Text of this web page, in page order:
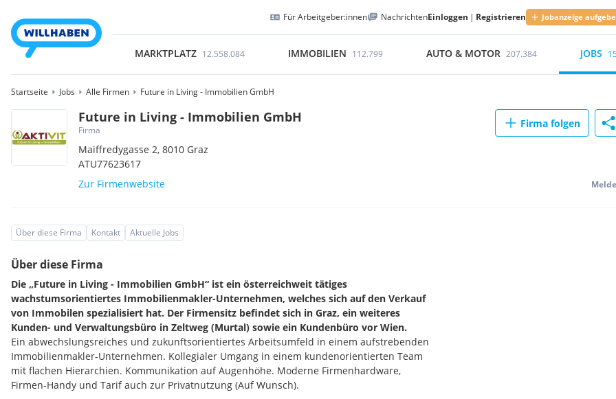
Für Arbeitgeber:innen NachrichtenEinloggen | Registrieren Jobanzeige
MARKTPLATZ 12.558.084 IMMOBILIEN 112.799 AUTO & MOTOR 207.384 JOBS
Startseite Jobs Alle Firmen Future in Living - Immobilien GmbH
Future in Living - Immobilien GmbH
Firma
Maiffredygasse 2,8010 Graz
ATU77623617
Zur Firmenwebsite
Firma folgen
Über diese Firma Kontakt Aktuelle Jobs
Über diese Firma
Die „Future in Living - Immobilien GmbH“ ist ein österreichweit tätiges
wachstumsorientiertes Immobilienmakler-Unternehmen, welches sich auf den Verkauf
von Immobilen spezialisiert hat. Der Firmensitz befindet sich in Graz, ein weiteres
Kunden- und Verwaltungsbüro in Zeltweg (Murtal) sowie ein Kundenbüro vor Wien.
Ein abwechslungsreiches und zukunftsorientiertes Arbeitsumfeld in einem aufstrebenden
Immobilienmakler-Unternehmen. Kollegialer Umgang in einem kundenorientierten Team
mit flachen Hierarchien. Kommunikation auf Augenhöhe. Moderne Firmenhardware,
Firmen-Handy und Tarif auch zur Privatnutzung (Auf Wunsch).